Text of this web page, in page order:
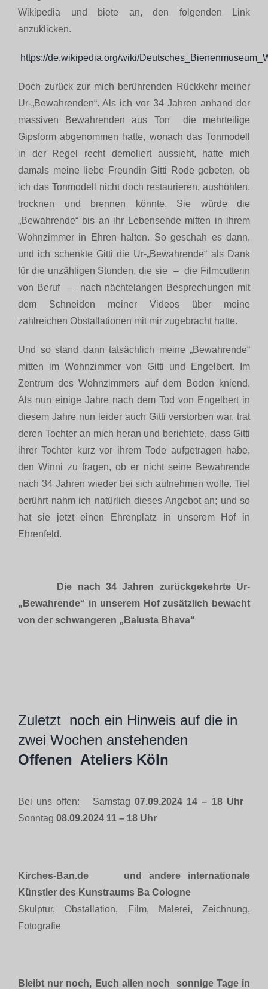
Wikipedia und biete an, den folgenden Link
anzuklicken.
https://de.wikipedia.org/wiki/
Doch zurück zur mich berührenden Rückkehr meiner
Ur-„Bewahrenden“. Als ich vor 34 Jahren anhand der
massiven Bewahrenden aus Ton die mehrteilige
Gipsform abgenommen hatte, wonach das Tonmodell
in der Regel recht demoliert aussieht, hatte mich
damals meine liebe Freundin Gitti Rode gebeten, ob
ich das Tonmodell nicht doch restaurieren, aushöhlen,
trocknen und brennen könnte. Sie würde die
„Bewahrende“ bis an ihr Lebensende mitten in ihrem
Wohnzimmer in Ehren halten. So geschah es dann,
und ich schenkte Gitti die Ur-„Bewahrende“ als Dank
für die unzähligen Stunden, die sie – die Filmcutterin
von Beruf – nach nächtelangen Besprechungen mit
dem Schneiden meiner Videos über meine
zahlreichen Obstallationen mit mir zugebracht hatte.
Und so stand dann tatsächlich meine „Bewahrende“
mitten im Wohnzimmer von Gitti und Engelbert. Im
Zentrum des Wohnzimmers auf dem Boden kniend.
Als nun einige Jahre nach dem Tod von Engelbert in
diesem Jahre nun leider auch Gitti verstorben war, trat
deren Tochter an mich heran und berichtete, dass Gitti
ihrer Tochter kurz vor ihrem Tode aufgetragen habe,
den Winni zu fragen, ob er nicht seine Bewahrende
nach 34 Jahren wieder bei sich aufnehmen wolle. Tief
berührt nahm ich natürlich dieses Angebot an; und so
hat sie jetzt einen Ehrenplatz in unserem Hof in
Ehrenfeld.
Die nach 34 Jahren zurückgekehrte Ur-
„Bewahrende“ in unserem Hof zusätzlich bewacht
von der schwangeren „Balusta Bhava“
Zuletzt noch ein Hinweis auf die in
zwei Wochen anstehenden
Offenen Ateliers Köln
Bei uns offen: Samstag07.09.2024 14 – 18 Uhr
Sonntag 08.09.2024 11 – 18 Uhr
Kirches-Ban.de und andere internationale
Künstler des Kunstraums Ba Cologne
Skulptur, Obstallation, Film, Malerei, Zeichnung,
Fotografie
Bleibt nur noch, Euch allen noch sonnige Tage in